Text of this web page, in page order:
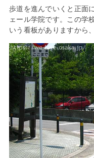
歩道を進んでいくと正面
ェール学院です。この
いう看板がありますから